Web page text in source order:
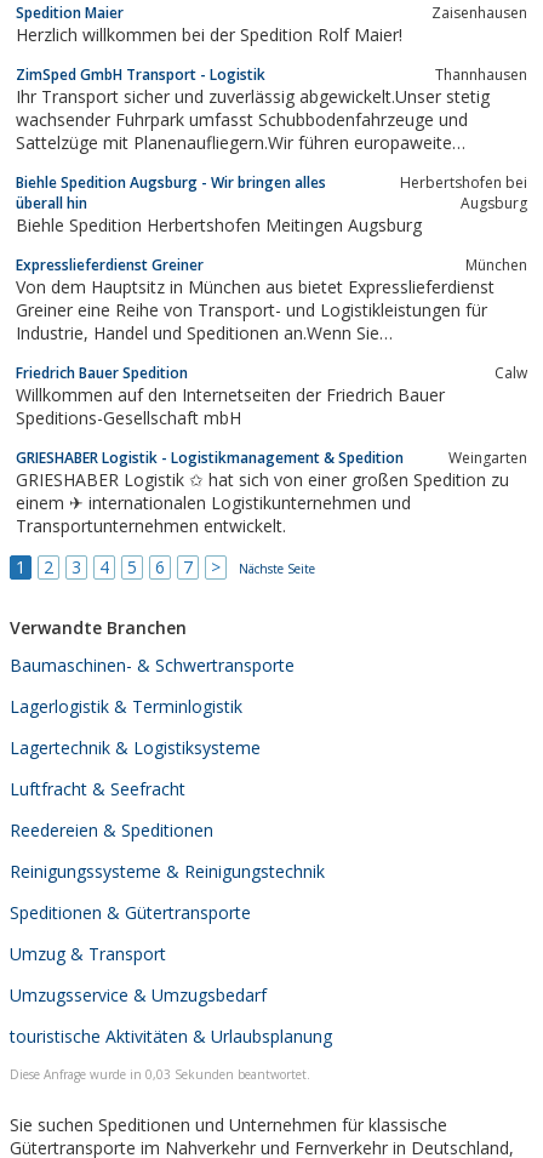
Spedition Maier Zaisenhausen
Herzlich willkommen bei der Spedition Rolf Maier!
ZimSped GmbH Transport - Logistik Thannhausen
Ihr Transport sicher und zuverlässig abgewickelt.Unser stetig
wachsender Fuhrpark umfasst Schubbodenfahrzeuge und
Sattelzüge mit Planenaufliegern.Wir führen europaweite
8281/99973410Mobil +49 151/50034466E-Mail:
sz@zimsped.deRobert DoblerTel. +49 8281/99973411Mobil
+49...
Biehle Spedition Augsburg - Wir bringen alles
überall hin
Herbertshofen bei
Augsburg
Biehle Spedition Herbertshofen Meitingen Augsburg
Expresslieferdienst Greiner München
Von dem Hauptsitz in München aus bietet Expresslieferdienst
Greiner eine Reihe von Transport- und Logistikleistungen für
Industrie, Handel und Speditionen an.Wenn Sie
Sie, dass Qualität das oberste Gebot ist.
Friedrich Bauer Spedition Calw
Willkommen auf den Internetseiten der Friedrich Bauer
Speditions-Gesellschaft mbH
GRIESHABER Logistik - Logistikmanagement & Spedition Weingarten
GRIESHABER Logistik ✩ hat sich von einer großen Spedition zu
einem ✈ internationalen Logistikunternehmen und
Transportunternehmen entwickelt.
1
2 3 4 5 6 7 > Nächste Seite
Verwandte Branchen
Baumaschinen- & Schwertransporte
Lagerlogistik & Terminlogistik
Lagertechnik & Logistiksysteme
Luftfracht & Seefracht
Reedereien & Speditionen
Reinigungssysteme & Reinigungstechnik
Speditionen & Gütertransporte
Umzug & Transport
Umzugsservice & Umzugsbedarf
touristische Aktivitäten & Urlaubsplanung
Diese Anfrage wurde in 0,03 Sekunden beantwortet.
Sie suchen Speditionen und Unternehmen für klassische
Gütertransporte im Nahverkehr und Fernverkehr in Deutschland,